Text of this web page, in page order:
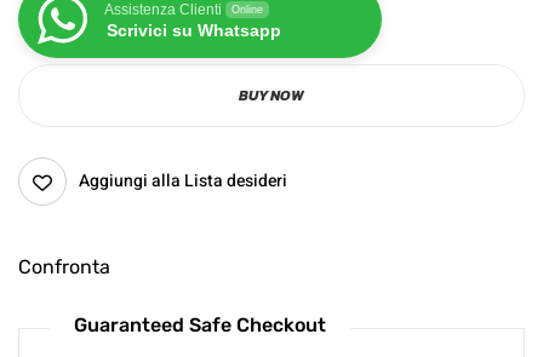
Assistenza Clienti Online
Scrivici su Whatsapp
BUY NOW
Aggiungi alla Lista desideri
Confronta
Guaranteed Safe Checkout